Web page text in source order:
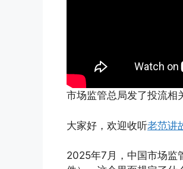
市场监管总局发了投流相
大家好，欢迎收听老范讲
2025年7月，中国市场监